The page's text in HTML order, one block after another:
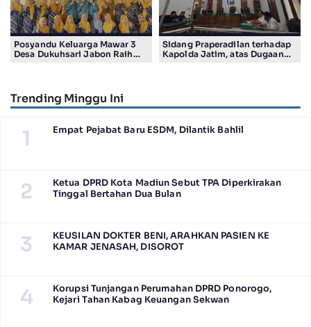
Posyandu Keluarga Mawar 3
Desa Dukuhsari Jabon Raih
Sidang Praperadilan terhadap
Kapolda Jatim, atas Dugaan
Trending Minggu Ini
1 Empat Pejabat Baru ESDM, Dilantik Bahlil
2
Ketua DPRD Kota Madiun Sebut TPA Diperkirakan
Tinggal Bertahan Dua Bulan
3
KEUSILAN DOKTER BENI, ARAHKAN PASIEN KE
KAMAR JENASAH, DISOROT
4
Korupsi Tunjangan Perumahan DPRD Ponorogo,
Kejari Tahan Kabag Keuangan Sekwan